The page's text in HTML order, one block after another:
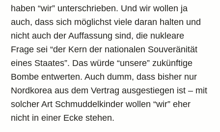
haben “wir” unterschrieben. Und wir wollen ja
auch, dass sich möglichst viele daran halten und
nicht auch der Auffassung sind, die nukleare
Frage sei “der Kern der nationalen Souveränität
eines Staates”. Das würde “unsere” zukünftige
Bombe entwerten. Auch dumm, dass bisher nur
Nordkorea aus dem Vertrag ausgestiegen ist – mit
solcher Art Schmuddelkinder wollen “wir” eher
nicht in einer Ecke stehen.